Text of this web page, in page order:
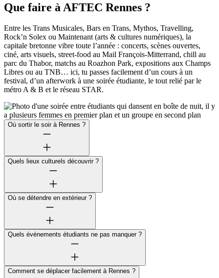
Que faire à AFTEC Rennes ?
Entre les Trans Musicales, Bars en Trans, Mythos, Travelling,
Rock’n Solex ou Maintenant (arts & cultures numériques), la
capitale bretonne vibre toute l’année : concerts, scènes ouvertes,
ciné, arts visuels, street-food au Mail François-Mitterrand, chill au
parc du Thabor, matchs au Roazhon Park, expositions aux Champs
Libres ou au TNB… ici, tu passes facilement d’un cours à un
festival, d’un afterwork à une soirée étudiante, le tout relié par le
métro A & B et le réseau STAR.
Où sortir le soir à Rennes ?
Quels lieux culturels découvrir ?
Où se détendre en extérieur ?
Quels événements étudiants ne pas manquer ?
Comment se déplacer facilement à Rennes ?